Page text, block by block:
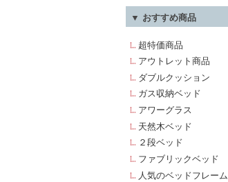
▼ おすすめ商品
超特価商品
アウトレット商品
ダブルクッション
ガス収納ベッド
アワーグラス
天然木ベッド
２段ベッド
ファブリックベッド
人気のベッドフレーム